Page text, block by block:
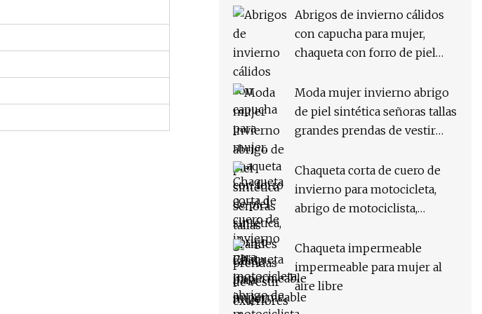
Abrigos de invierno cálidos
con capucha para mujer,
chaqueta con forro de piel
mujer, chaqueta al por mayor
de moda, chaquetas largas,
abrigo Parka
Moda mujer invierno abrigo
de piel sintética señoras tallas
grandes prendas de vestir
para mujer al por mayor
abrigo de piel con capucha
chaqueta táctica Canadá EE.
Chaqueta corta de cuero de
invierno para motocicleta,
abrigo de motociclista,
prendas de vestir exteriores
de PU, ropa de Motocrycle,
ropa de mujer, chaqueta
informal de cuero sintético
Chaqueta impermeable
impermeable para mujer al
aire libre